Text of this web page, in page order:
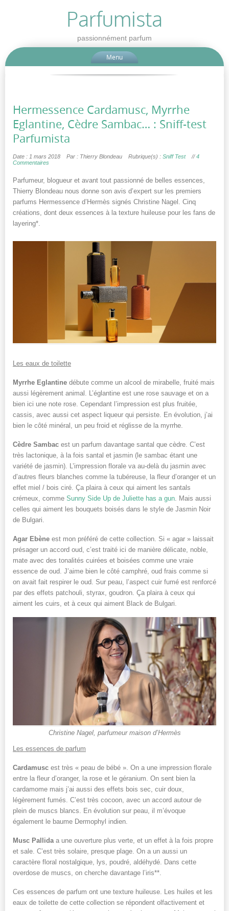
Parfumista
passionnément parfum
Menu
Hermessence Cardamusc, Myrrhe
Eglantine, Cèdre Sambac… : Sniff-test
Parfumista
Date : 1 mars 2018 Par : Thierry Blondeau Rubrique(s) : Sniff Test //4
Commentaires
Parfumeur, blogueur et avant tout passionné de belles essences,
Thierry Blondeau nous donne son avis d’expert sur les premiers
parfums Hermessence d’Hermès signés Christine Nagel. Cinq
créations, dont deux essences à la texture huileuse pour les fans de
layering*.
Les eaux de toilette
Myrrhe Eglantine débute comme un alcool de mirabelle, fruité mais
aussi légèrement animal. L’églantine est une rose sauvage et on a
bien ici une note rose. Cependant l’impression est plus fruitée,
cassis, avec aussi cet aspect liqueur qui persiste. En évolution, j’ai
bien le côté minéral, un peu froid et réglisse de la myrrhe.
Cèdre Sambac est un parfum davantage santal que cèdre. C’est
très lactonique, à la fois santal et jasmin (le sambac étant une
variété de jasmin). L’impression florale va au-delà du jasmin avec
d’autres fleurs blanches comme la tubéreuse, la fleur d’oranger et un
effet miel / bois ciré. Ça plaira à ceux qui aiment les santals
crémeux, comme Sunny Side Up de Juliette has a gun. Mais aussi
celles qui aiment les bouquets boisés dans le style de Jasmin Noir
de Bulgari.
Agar Ebène est mon préféré de cette collection. Si « agar » laissait
présager un accord oud, c’est traité ici de manière délicate, noble,
mate avec des tonalités cuirées et boisées comme une vraie
essence de oud. J’aime bien le côté camphré, oud frais comme si
on avait fait respirer le oud. Sur peau, l’aspect cuir fumé est renforcé
par des effets patchouli, styrax, goudron. Ça plaira à ceux qui
aiment les cuirs, et à ceux qui aiment Black de Bulgari.
Christine Nagel, parfumeur maison d’Hermès
Les essences de parfum
Cardamusc est très « peau de bébé ». On a une impression florale
entre la fleur d’oranger, la rose et le géranium. On sent bien la
cardamome mais j’ai aussi des effets bois sec, cuir doux,
légèrement fumés. C’est très cocoon, avec un accord autour de
plein de muscs blancs. En évolution sur peau, il m’évoque
également le baume Dermophyl indien.
Musc Pallida a une ouverture plus verte, et un effet à la fois propre
et sale. C’est très solaire, presque plage. On a un aussi un
caractère floral nostalgique, lys, poudré, aldéhydé. Dans cette
overdose de muscs, on cherche davantage l’iris**.
Ces essences de parfum ont une texture huileuse. Les huiles et les
eaux de toilette de cette collection se répondent olfactivement et